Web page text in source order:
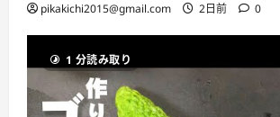
pikakichi2015@gmail.com 2日前 0
1 分読み取り